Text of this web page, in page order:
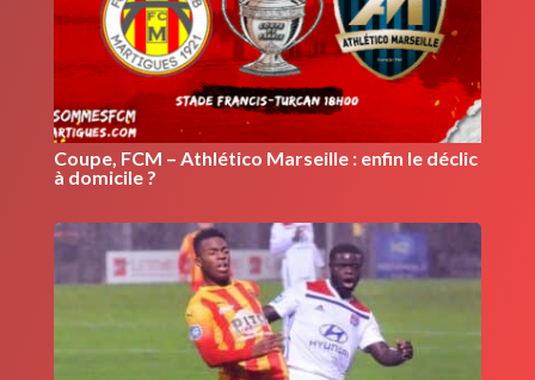
Coupe, FCM – Athlético Marseille : enfin le déclic
à domicile ?